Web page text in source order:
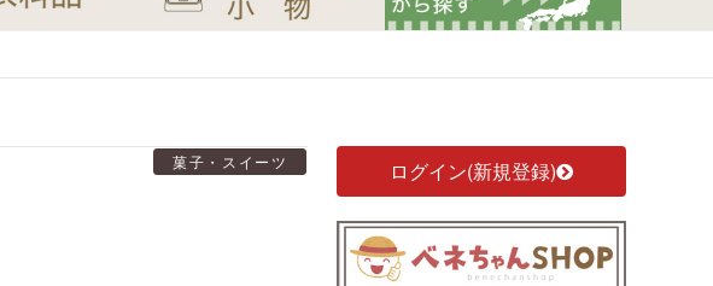
菓子・スイーツ ログイン(新規登録)